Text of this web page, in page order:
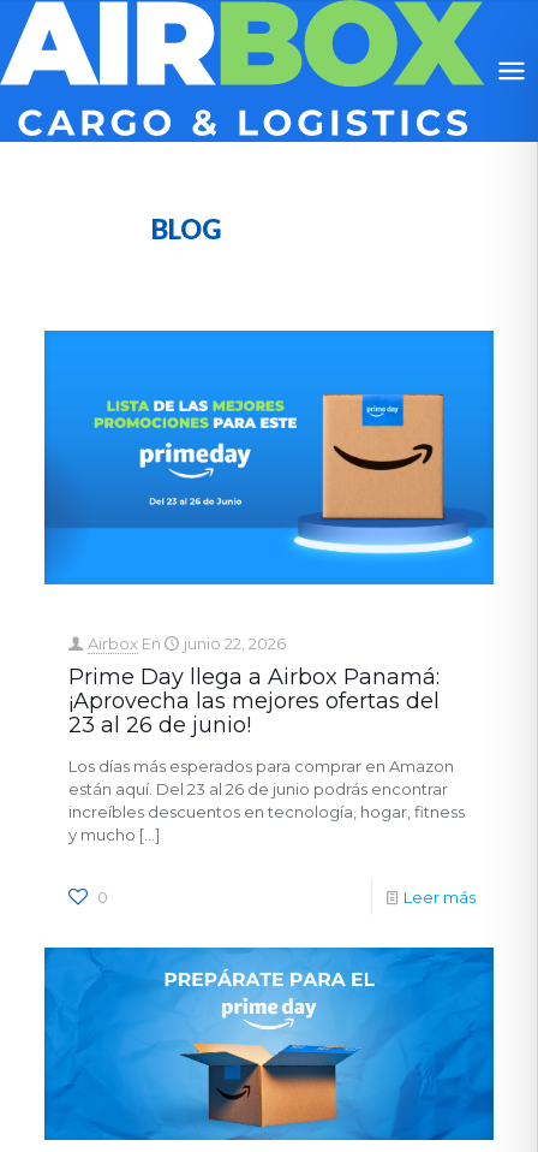
SITE WIDE TAG
BLOG
Airbox En junio 22, 2026
Prime Day llega a Airbox Panamá:
¡Aprovecha las mejores ofertas del
23 al 26 de junio!
Los días más esperados para comprar en Amazon
están aquí. Del 23 al 26 de junio podrás encontrar
increíbles descuentos en tecnología, hogar, fitness
y mucho […]
0 Leer más